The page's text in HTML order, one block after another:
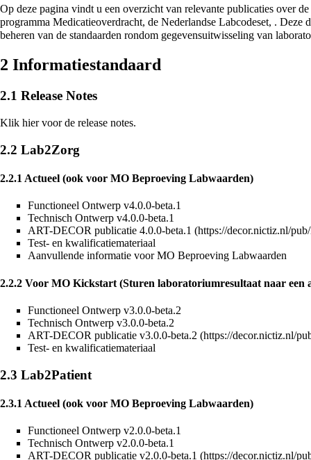
Op deze pagina vindt u een overzicht van relevante publicaties over
programma Medicatieoverdracht, de Nederlandse Labcodeset, . Deze
beheren van de standaarden rondom gegevensuitwisseling van
2 Informatiestandaard
2.1 Release Notes
Klik hiervoor de release notes.
2.2 Lab2Zorg
2.2.1 Actueel (ook voor MO Beproeving Labwaarden)
Functioneel Ontwerp v4.0.0-beta.1
Technisch Ontwerp v4.0.0-beta.1
ART-DECOR publicatie 4.0.0-beta.1
Test- en kwalificatiemateriaal
Aanvullende informatie voor MO Beproeving Labwaarden
2.2.2 Voor MO Kickstart (Sturen laboratoriumresultaat naar een
Functioneel Ontwerp v3.0.0-beta.2
Technisch Ontwerp v3.0.0-beta.2
ART-DECOR publicatie v3.0.0-beta.2
Test- en kwalificatiemateriaal
2.3 Lab2Patient
2.3.1 Actueel (ook voor MO Beproeving Labwaarden)
Functioneel Ontwerp v2.0.0-beta.1
Technisch Ontwerp v2.0.0-beta.1
ART-DECOR publicatie v2.0.0-beta.1